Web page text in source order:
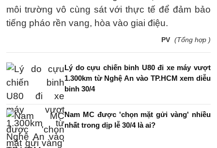
môi trường vô cùng sát với thực tế để đảm bảo
tiếng pháo rền vang, hòa vào giai điệu.
PV (Tổng hợp )
Lý do cựu chiến binh U80 đi xe máy vượt
1.300km từ Nghệ An vào TP.HCM xem diễu
binh 30/4
Nam MC được 'chọn mặt gửi vàng' nhiều
nhất trong dịp lễ 30/4 là ai?